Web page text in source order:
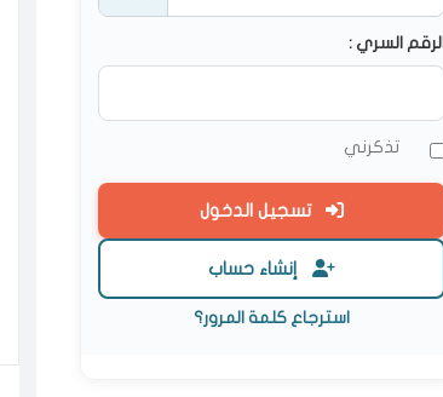
الرقم السري :
تذكرني
تسجيل الدخول
إنشاء حساب
استرجاع كلمة المرور؟